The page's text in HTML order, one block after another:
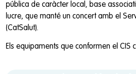
pública de caràcter local, base
lucre, que manté un concert amb el
(CatSalut).
Els equipaments que conformen el CIS